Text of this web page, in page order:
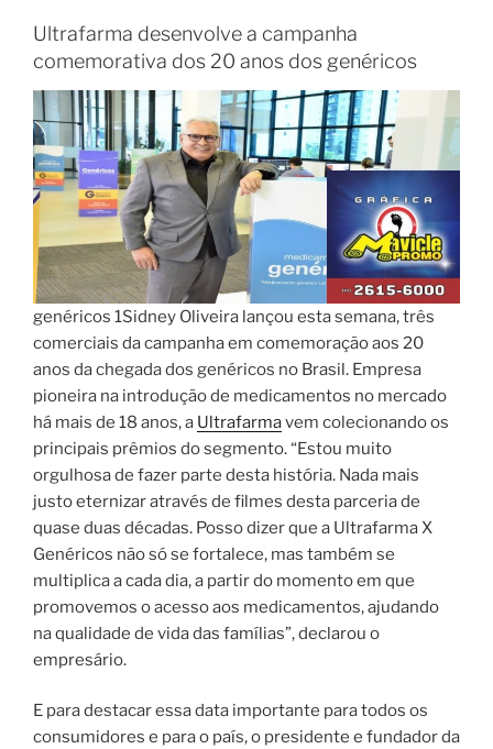
Ultrafarma desenvolve a campanha
comemorativa dos 20 anos dos genéricos
genéricos 1Sidney Oliveira lançou esta semana, três
comerciais da campanha em comemoração aos 20
anos da chegada dos genéricos no Brasil. Empresa
pioneira na introdução de medicamentos no mercado
há mais de 18 anos, a Ultrafarmavem colecionando os
principais prêmios do segmento. “Estou muito
orgulhosa de fazer parte desta história. Nada mais
justo eternizar através de filmes desta parceria de
quase duas décadas. Posso dizer que a Ultrafarma X
Genéricos não só se fortalece, mas também se
multiplica a cada dia, a partir do momento em que
promovemos o acesso aos medicamentos, ajudando
na qualidade de vida das famílias”, declarou o
empresário.
E para destacar essa data importante para todos os
consumidores e para o país, o presidente e fundador da